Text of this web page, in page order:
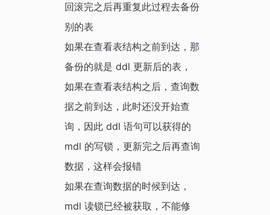
回滚完之后再重复此过程去备份
别的表
如果在查看表结构之前到达，那
备份的就是 ddl 更新后的表，
如果在查看表结构之后，查询数
据之前到达，此时还没开始查
询，因此 ddl 语句可以获得的
mdl 的写锁，更新完之后再查询
数据，这样会报错
如果在查询数据的时候到达，
mdl 读锁已经被获取，不能修